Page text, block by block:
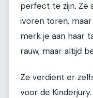
perfect te zijn. Ze
ivoren toren,
merk je aan haar
rauw, maar altijd
Ze verdient er
voor de Kinderjury.